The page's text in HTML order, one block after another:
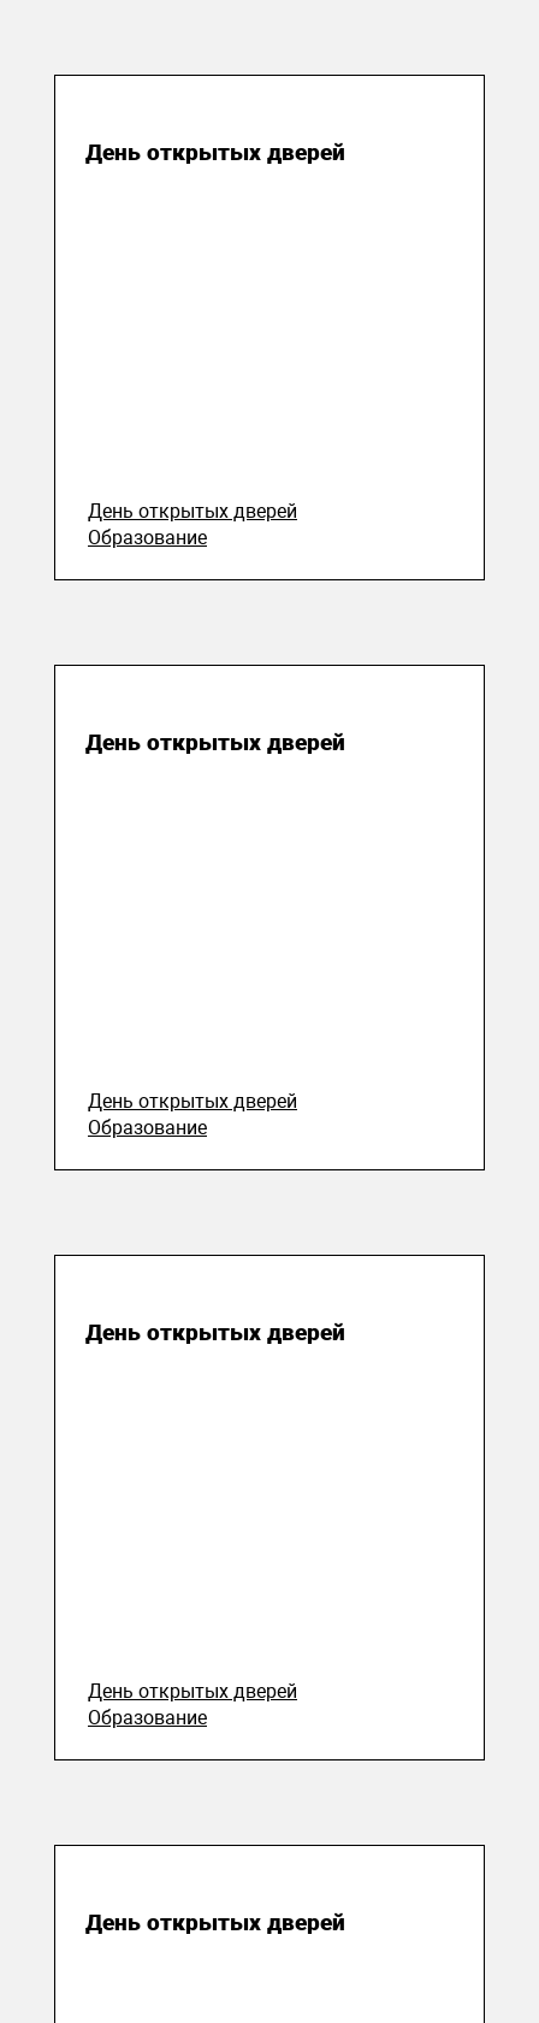
День открытых дверей
День открытых дверей
Образование
День открытых дверей
День открытых дверей
Образование
День открытых дверей
День открытых дверей
Образование
День открытых дверей